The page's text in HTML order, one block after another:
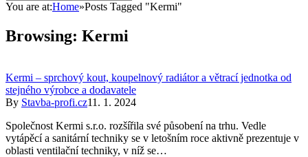
You are at:Home»Posts Tagged "Kermi"
Browsing: Kermi
Kermi – sprchový kout, koupelnový radiátor a větrací jednotka od
stejného výrobce a dodavatele
By Stavba-profi.cz11. 1. 2024
Společnost Kermi s.r.o. rozšířila své působení na trhu. Vedle
vytápěcí a sanitární techniky se v letošním roce aktivně prezentuje v
oblasti ventilační techniky, v níž se…